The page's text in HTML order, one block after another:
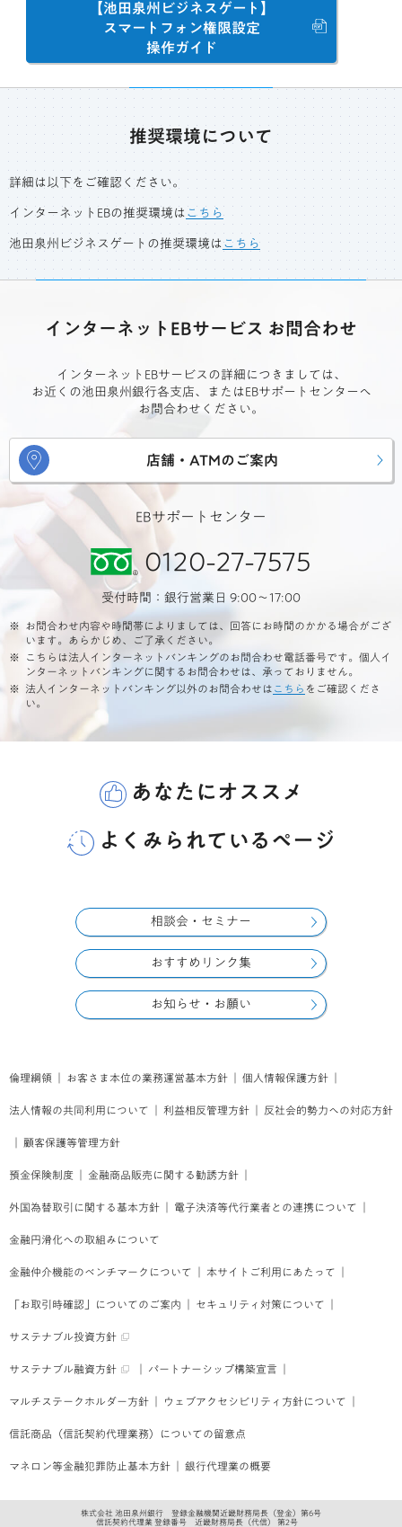
【池田泉州ビジネスゲート】
スマートフォン権限設定
操作ガイド
推奨環境について
詳細は以下をご確認ください。
インターネットEBの推奨環境は こちら
池田泉州ビジネスゲートの推奨環境はこちら
インターネットEBサービス お問合わせ
インターネットEBサービスの詳細につきましては、
お近くの池田泉州銀行各支店、
またはEBサポートセンターへ
お問合わせください。
店舗・ATMのご案内
EBサポートセンター
0120-27-7575
受付時間：銀行営業日 9:00～17:00
お問合わせ内容や時間帯によりましては、回答にお時間のかかる場合がござ
います。あらかじめ、ご了承ください。
こちらは法人インターネットバンキングのお問合わせ電話番号です。個人イ
ンターネットバンキングに関するお問合わせは、承っておりません。
法人インターネットバンキング以外のお問合わせは こちら をご確認くださ
い。
あなたにオススメ
よくみられているページ
相談会・セミナー
おすすめリンク集
お知らせ・お願い
倫理綱領 お客さま本位の業務運営基本方針 個人情報保護方針
法人情報の共同利用について 利益相反管理方針 反社会的勢力への対応方針
顧客保護等管理方針
預金保険制度 金融商品販売に関する勧誘方針
外国為替取引に関する基本方針 電子決済等代行業者との連携について
金融円滑化への取組みについて
金融仲介機能のベンチマークについて 本サイトご利用にあたって
「お取引時確認」についてのご案内 セキュリティ対策について
サステナブル投資方針
サステナブル融資方針 パートナーシップ構築宣言
マルチステークホルダー方針 ウェブアクセシビリティ方針について
信託商品（信託契約代理業務）についての留意点
マネロン等金融犯罪防止基本方針 銀行代理業の概要
株式会社 池田泉州銀行 登録金融機関近畿財務局長（登金）第6号
信託契約代理業 登録番号 近畿財務局長（代信） 第2号